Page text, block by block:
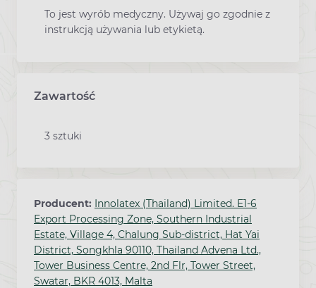
To jest wyrób medyczny. Używaj go zgodnie z
instrukcją używania lub etykietą.
Zawartość
3 sztuki
Producent: Innolatex (Thailand) Limited. E1-6
Export Processing Zone, Southern Industrial
Estate, Village 4, Chalung Sub-district, Hat Yai
District, Songkhla 90110, Thailand Advena Ltd.,
Tower Business Centre, 2nd Flr, Tower Street,
Swatar, BKR 4013, Malta